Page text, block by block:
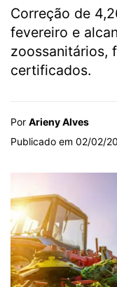
Correção de
fevereiro e
zoossanitários,
certificados.
Por Arieny Alves
Publicado em 02/02/